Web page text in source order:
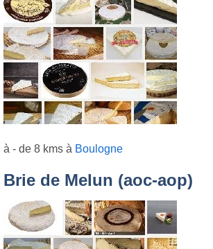
à - de 8 kms à Boulogne
Brie de Melun (aoc-aop)